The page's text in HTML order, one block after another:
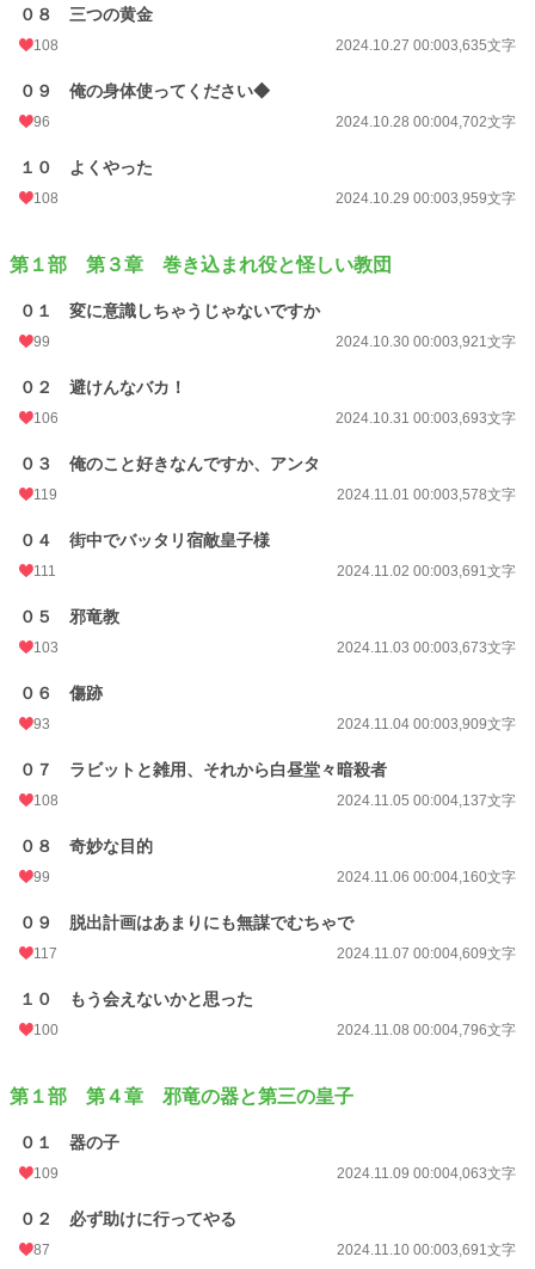
０８ 三つの黄金
108 2024.10.27 00:003,635文字
０９ 俺の身体使ってください◆
96 2024.10.28 00:004,702文字
１０ よくやった
108 2024.10.29 00:003,959文字
第１部 第３章 巻き込まれ役と怪しい教団
０１ 変に意識しちゃうじゃないですか
99 2024.10.30 00:003,921文字
０２ 避けんなバカ！
106 2024.10.31 00:003,693文字
０３ 俺のこと好きなんですか、アンタ
119 2024.11.01 00:003,578文字
０４ 街中でバッタリ宿敵皇子様
111 2024.11.02 00:003,691文字
０５ 邪竜教
103 2024.11.03 00:003,673文字
０６ 傷跡
93 2024.11.04 00:003,909文字
０７ ラビットと雑用、それから白昼堂々暗殺者
108 2024.11.05 00:004,137文字
０８ 奇妙な目的
99 2024.11.06 00:004,160文字
０９ 脱出計画はあまりにも無謀でむちゃで
117 2024.11.07 00:004,609文字
１０ もう会えないかと思った
100 2024.11.08 00:004,796文字
第１部 第４章 邪竜の器と第三の皇子
０１ 器の子
109 2024.11.09 00:004,063文字
０２ 必ず助けに行ってやる
87 2024.11.10 00:003,691文字